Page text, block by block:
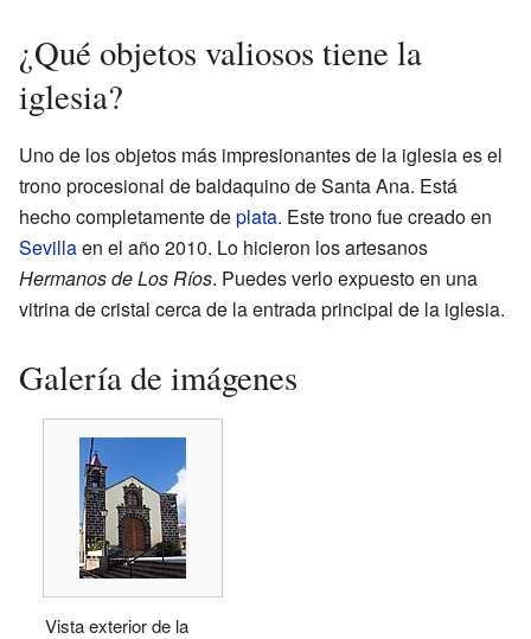
¿Qué objetos valiosos tiene la
iglesia?
Uno de los objetos más impresionantes de la iglesia es el
trono procesional de baldaquino de Santa Ana. Está
hecho completamente deplata. Este trono fue creado en
Sevillaen el año 2010. Lo hicieron los artesanos
Hermanos de Los Ríos. Puedes verlo expuesto en una
vitrina de cristal cerca de la entrada principal de la iglesia.
Galería de imágenes
Vista exterior de la